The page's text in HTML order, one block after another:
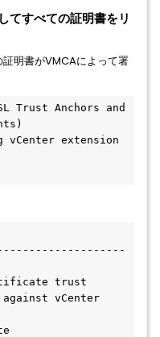
てすべての証明書をリ
明書がVMCAによって署
Trust Anchors and
extension
trust
vCenter